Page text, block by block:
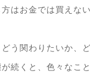
はお金では買えな
う関わりたいか、
続くと、色々なこ